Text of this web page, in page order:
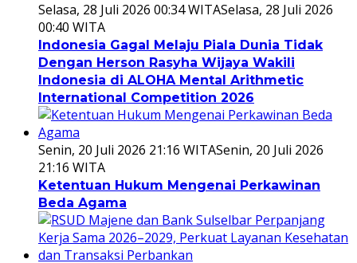
Selasa, 28 Juli 2026 00:34 WITASelasa, 28 Juli 2026
00:40 WITA
Indonesia Gagal Melaju Piala Dunia Tidak
Dengan Herson Rasyha Wijaya Wakili
Indonesia di ALOHA Mental Arithmetic
International Competition 2026
Senin, 20 Juli 2026 21:16 WITASenin, 20 Juli 2026
21:16 WITA
Ketentuan Hukum Mengenai Perkawinan
Beda Agama